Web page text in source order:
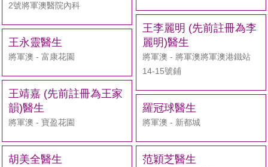
2號將軍澳醫院內科
王李麗明 (先前註冊為李
麗明)醫生
將軍澳 - 將軍澳將軍澳港鐵站
14-15號鋪
王永靈醫生
將軍澳 - 富康花園
王靖嘉 (先前註冊為王家
韻)醫生
將軍澳 - 寶盈花園
羅冠球醫生
將軍澳 - 新都城
胡美全醫生 范穎芝醫生